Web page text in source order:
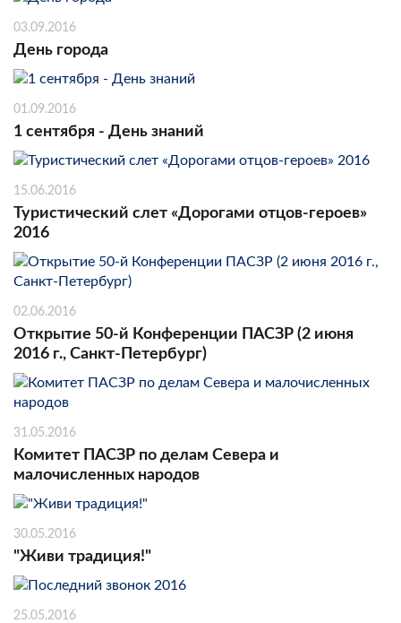
03.09.2016
День города
01.09.2016
1 сентября - День знаний
15.06.2016
Туристический слет «Дорогами отцов-героев»
2016
02.06.2016
Открытие 50-й Конференции ПАСЗР (2 июня
2016 г., Санкт-Петербург)
31.05.2016
Комитет ПАСЗР по делам Севера и
малочисленных народов
30.05.2016
"Живи традиция!"
25.05.2016